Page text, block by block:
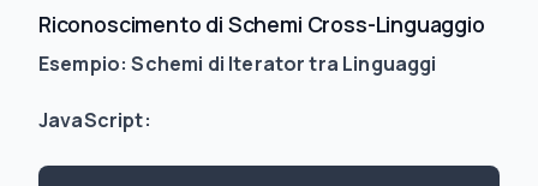
Riconoscimento di Schemi Cross-Linguaggio
Esempio: Schemi di Iterator tra Linguaggi
JavaScript: